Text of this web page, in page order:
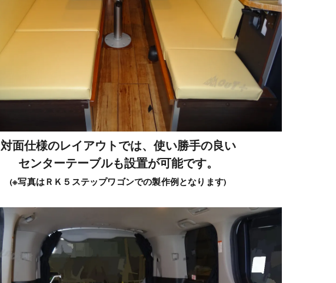
対面仕様のレイアウトでは、使い勝手の良い
センターテーブルも設置が可能です。
(※写真はＲＫ５ステップワゴンでの製作例となります)